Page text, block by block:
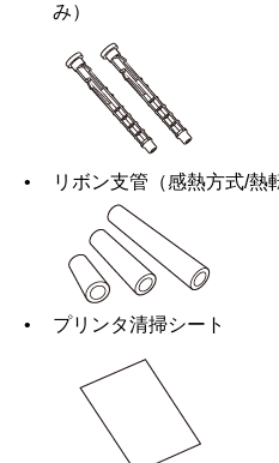
み）
• リボン支管（感熱方式/熱
• プリンタ清掃シート